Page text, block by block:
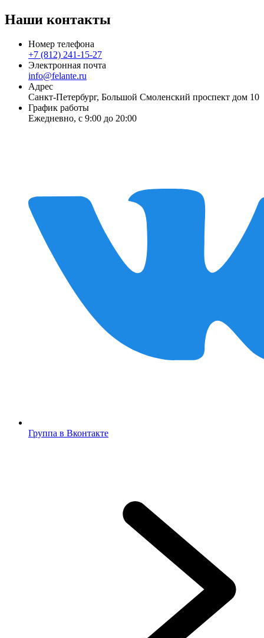
Наши контакты
Номер телефона
+7 (812) 241-15-27
Электронная почта
info@felante.ru
Адрес
Санкт-Петербург, Большой Смоленский проспект дом 10
График работы
Ежедневно, с 9:00 до 20:00
Группа в Вконтакте